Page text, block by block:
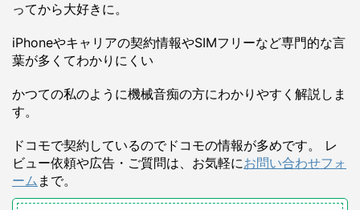
ってから大好きに。
iPhoneやキャリアの契約情報やSIMフリーなど専門的な言
葉が多くてわかりにくい
かつての私のように機械音痴の方にわかりやすく解説しま
す。
ドコモで契約しているのでドコモの情報が多めです。 レ
ビュー依頼や広告・ご質問は、お気軽にお問い合わせフォ
ーム まで。